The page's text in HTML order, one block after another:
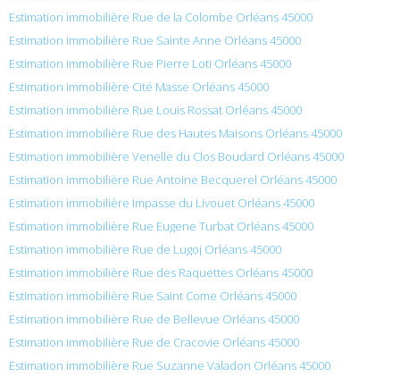
Estimation immobilière Rue de la Colombe Orléans 45000
Estimation immobilière Rue Sainte Anne Orléans 45000
Estimation immobilière Rue Pierre Loti Orléans 45000
Estimation immobilière Cité Masse Orléans 45000
Estimation immobilière Rue Louis Rossat Orléans 45000
Estimation immobilière Rue des Hautes Maisons Orléans 45000
Estimation immobilière Venelle du Clos Boudard Orléans 45000
Estimation immobilière Rue Antoine Becquerel Orléans 45000
Estimation immobilière Impasse du Livouet Orléans 45000
Estimation immobilière Rue Eugene Turbat Orléans 45000
Estimation immobilière Rue de Lugoj Orléans 45000
Estimation immobilière Rue des Raquettes Orléans 45000
Estimation immobilière Rue Saint Come Orléans 45000
Estimation immobilière Rue de Bellevue Orléans 45000
Estimation immobilière Rue de Cracovie Orléans 45000
Estimation immobilière Rue Suzanne Valadon Orléans 45000